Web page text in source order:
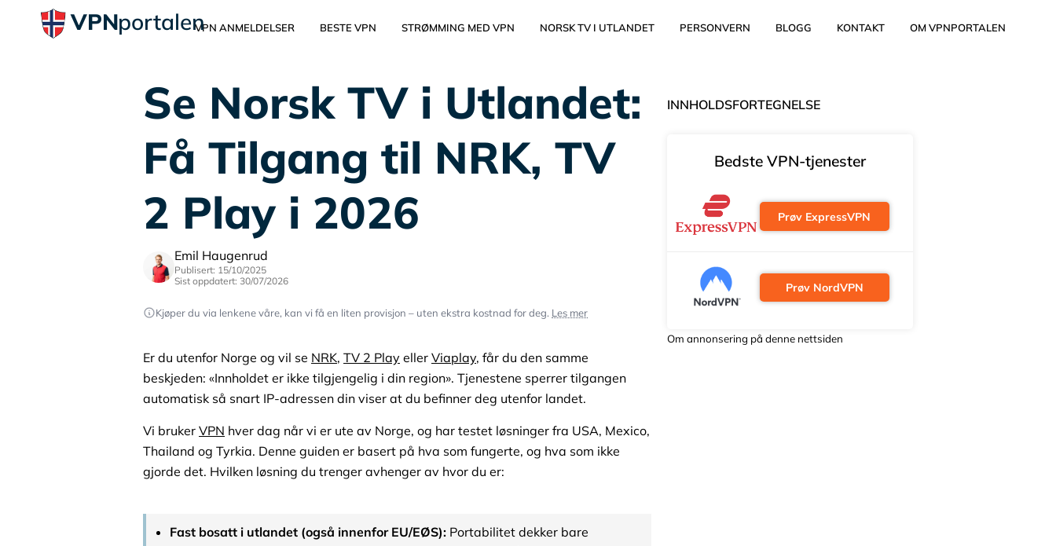
VPNportalenVPN ANMELDELSER BESTE VPN STRØMMING MED VPN NORSK TV I UTLANDET PERSONVERN BLOGG KONTAKT OM VPNPORTALEN
Se Norsk TV i Utlandet:
Få Tilgang til NRK, TV
2 Play i 2026
Emil Haugenrud
Publisert: 15/10/2025
Sist oppdatert: 30/07/2026
Kjøper du via lenkene våre, kan vi få en liten provisjon – uten ekstra kostnad for deg. Les mer
Er du utenfor Norge og vil se NRK, TV 2 Play eller Viaplay, får du den samme
beskjeden: «Innholdet er ikke tilgjengelig i din region». Tjenestene sperrer tilgangen
automatisk så snart IP-adressen din viser at du befinner deg utenfor landet.
Vi bruker VPN hver dag når vi er ute av Norge, og har testet løsninger fra USA, Mexico,
Thailand og Tyrkia. Denne guiden er basert på hva som fungerte, og hva som ikke
gjorde det. Hvilken løsning du trenger avhenger av hvor du er:
Fast bosatt i utlandet (også innenfor EU/EØS): Portabilitet dekker bare
INNHOLDSFORTEGNELSE
Bedste VPN-tjenester
Prøv ExpressVPN
Prøv NordVPN
Om annonsering på denne nettsiden